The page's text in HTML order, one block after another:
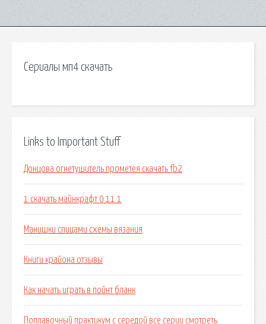
Сериалы мп4 скачать
Links to Important Stuff
Донцова огнетушитель прометея скачать fb2
1 скачать майнкрафт 0 11 1
Манишки спицами схемы вязания
Книги крайона отзывы
Как начать играть в пойнт бланк
Поплавочный практикум с середой все серии смотреть